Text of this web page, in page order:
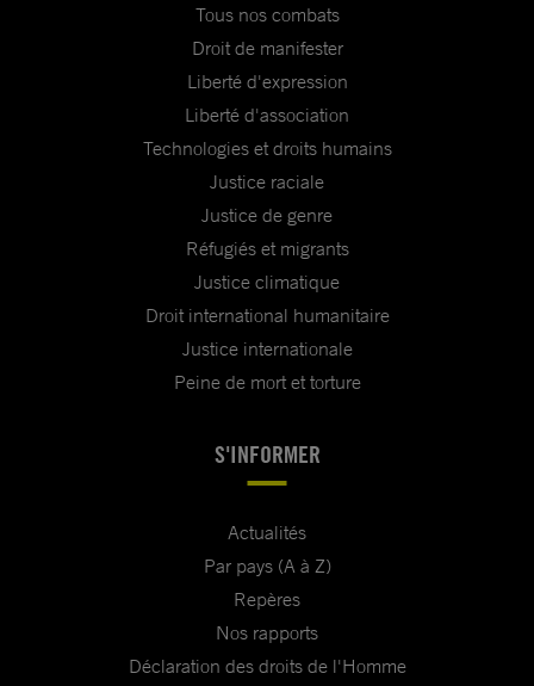
Tous nos combats
Droit de manifester
Liberté d'expression
Liberté d'association
Technologies et droits humains
Justice raciale
Justice de genre
Réfugiés et migrants
Justice climatique
Droit international humanitaire
Justice internationale
Peine de mort et torture
S'INFORMER
Actualités
Par pays (A à Z)
Repères
Nos rapports
Déclaration des droits de l'Homme